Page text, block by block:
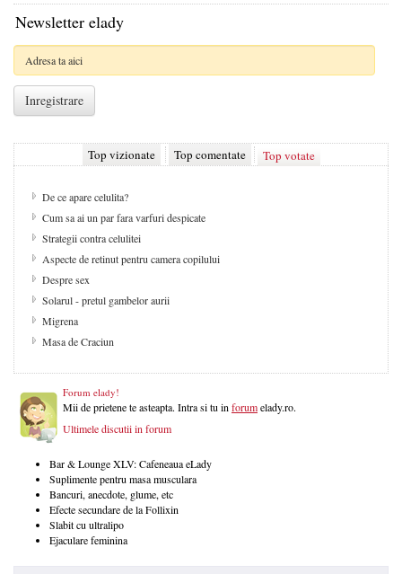
Newsletter elady
Top vizionate Top comentate Top votate
De ce apare celulita?
Cum sa ai un par fara varfuri despicate
Strategii contra celulitei
Aspecte de retinut pentru camera copilului
Despre sex
Solarul - pretul gambelor aurii
Migrena
Masa de Craciun
Forum elady!
Mii de prietene te asteapta. Intra si tu in forumelady.ro.
Ultimele discutii in forum
Bar & Lounge XLV: Cafeneaua eLady
Suplimente pentru masa musculara
Bancuri, anecdote, glume, etc
Efecte secundare de la Follixin
Slabit cu ultralipo
Ejaculare feminina